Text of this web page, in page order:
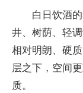
白日饮酒
井、树荫、轻
相对明朗、硬
层之下，空间
质。